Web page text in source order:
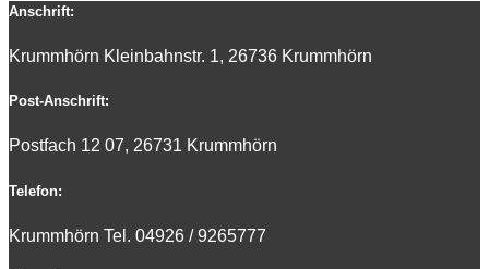
Anschrift:
Krummhörn Kleinbahnstr. 1, 26736 Krummhörn
Post-Anschrift:
Postfach 12 07, 26731 Krummhörn
Telefon:
Krummhörn Tel. 04926 / 9265777